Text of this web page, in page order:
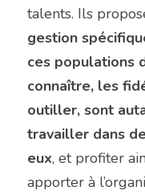
talents. Ils
gestion
ces populations
connaître, les
outiller, sont
travailler dans
eux, et profiter
apporter à